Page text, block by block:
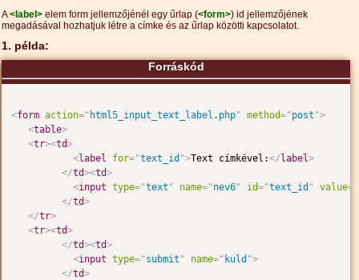
A<label> elem form jellemzőjénél egy űrlap (<form>) id jellemzőjének
megadásával hozhatjuk létre a címke és az űrlap közötti kapcsolatot.
1. példa:
Forráskód
<form action=" html5_input_text_label.php" method="post ">
<table>
<tr><td>
<label for="text_id ">Text címkével:</ label>
</td><td>
<input type="text " name="nev6" id="text_id " value=
</td>
</tr>
<tr><td>
</td><td>
<input type="submit " name=" kuld ">
</td>